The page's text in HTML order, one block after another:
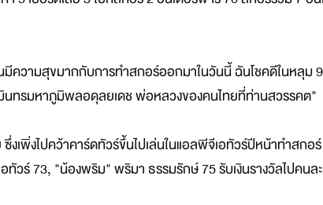
ความสุขมากกับการทำสกอร์ออกมาในวันนี้ ฉันโชคดีในหลุม
นทรมหาภูมิพลอดุลยเดช พ่อหลวงของคนไทยที่ท่านสวรรคต"
พิ่งไปคว้าคาร์ดทัวร์ขึ้นไปเล่นในแอลพีจีเอทัวร์ปีหน้าทำสกอ
73, "น้องพริม" พริมา ธรรมรักษ์ 75 รับเงินรางวัลไปคนล